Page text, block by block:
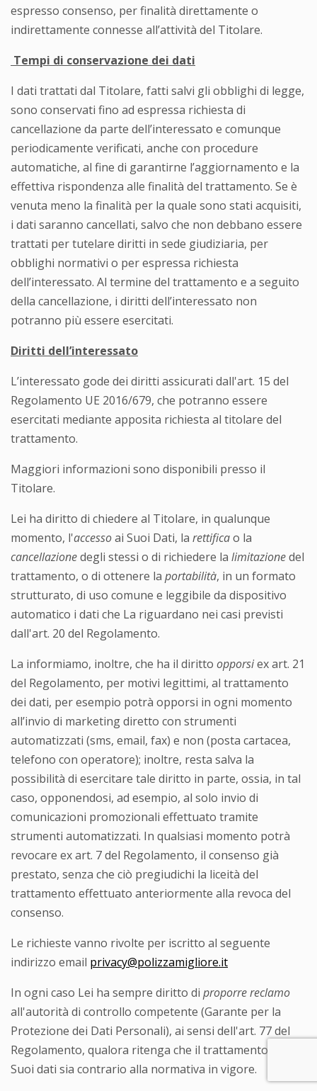
espresso consenso, per finalità direttamente o
indirettamente connesse all’attività del Titolare.
Tempi di conservazione dei dati
I dati trattati dal Titolare, fatti salvi gli obblighi di legge,
sono conservati fino ad espressa richiesta di
cancellazione da parte dell’interessato e comunque
periodicamente verificati, anche con procedure
automatiche, al fine di garantirne l’aggiornamento e la
effettiva rispondenza alle finalità del trattamento. Se è
venuta meno la finalità per la quale sono stati acquisiti,
i dati saranno cancellati, salvo che non debbano essere
trattati per tutelare diritti in sede giudiziaria, per
obblighi normativi o per espressa richiesta
dell’interessato. Al termine del trattamento e a seguito
della cancellazione, i diritti dell’interessato non
potranno più essere esercitati.
Diritti dell’interessato
L’interessato gode dei diritti assicurati dall'art. 15 del
Regolamento UE 2016/679, che potranno essere
esercitati mediante apposita richiesta al titolare del
trattamento.
Maggiori informazioni sono disponibili presso il
Titolare.
Lei ha diritto di chiedere al Titolare, in qualunque
momento, l'accessoai Suoi Dati, la rettificao la
cancellazionedegli stessi o di richiedere la limitazionedel
trattamento, o di ottenere la portabilità, in un formato
strutturato, di uso comune e leggibile da dispositivo
automatico i dati che La riguardano nei casi previsti
dall'art. 20 del Regolamento.
La informiamo, inoltre, che ha il diritto opporsiex art. 21
del Regolamento, per motivi legittimi, al trattamento
dei dati, per esempio potrà opporsi in ogni momento
all’invio di marketing diretto con strumenti
automatizzati (sms, email, fax) e non (posta cartacea,
telefono con operatore); inoltre, resta salva la
possibilità di esercitare tale diritto in parte, ossia, in tal
caso, opponendosi, ad esempio, al solo invio di
comunicazioni promozionali effettuato tramite
strumenti automatizzati. In qualsiasi momento potrà
revocare ex art. 7 del Regolamento, il consenso già
prestato, senza che ciò pregiudichi la liceità del
trattamento effettuato anteriormente alla revoca del
consenso.
Le richieste vanno rivolte per iscritto al seguente
indirizzo email privacy@polizzamigliore.it
In ogni caso Lei ha sempre diritto di proporre reclamo
all'autorità di controllo competente (Garante per la
Protezione dei Dati Personali), ai sensi dell'art. 77 del
Regolamento, qualora ritenga che il trattamento dei
Suoi dati sia contrario alla normativa in vigore.